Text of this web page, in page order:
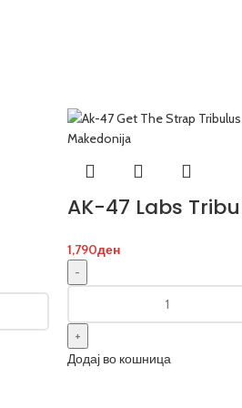
AK-47 Labs
1,790ден
Додај во кошница